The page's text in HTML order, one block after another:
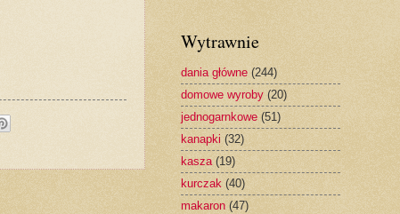
Wytrawnie
dania główne (244)
domowe wyroby (20)
jednogarnkowe (51)
kanapki (32)
kasza (19)
kurczak (40)
makaron (47)